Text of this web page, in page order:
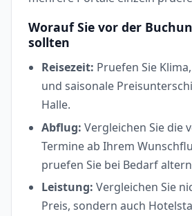
Worauf Sie vor der
sollten
Reisezeit: Pruefen Sie
und saisonale
Halle.
Abflug: Vergleichen Sie die
Termine ab Ihrem
pruefen Sie bei Bedarf
Leistung: Vergleichen Sie
Preis, sondern auch